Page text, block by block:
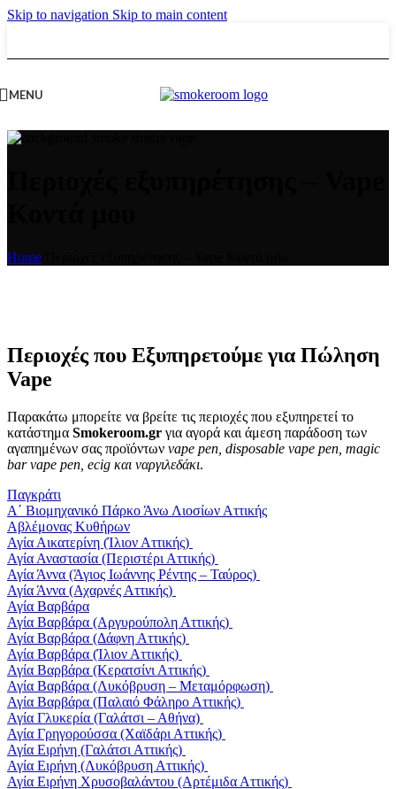
Skip to navigation Skip to main content
MENU
Home
Περιοχές που Εξυπηρετούμε για Πώληση
Vape
Παρακάτω μπορείτε να βρείτε τις περιοχές που εξυπηρετεί το
κατάστημα Smokeroom.gr για αγορά και άμεση παράδοση των
αγαπημένων σας προϊόντων vape pen, disposable vape pen, magic
bar vape pen, ecig και ναργιλεδάκι.
Παγκράτι
Α΄ Βιομηχανικό Πάρκο Άνω Λιοσίων Αττικής
Αβλέμονας Κυθήρων
Αγία Αικατερίνη (Ίλιον Αττικής)
Αγία Αναστασία (Περιστέρι Αττικής)
Αγία Άννα (Άγιος Ιωάννης Ρέντης – Ταύρος)
Αγία Άννα (Αχαρνές Αττικής)
Αγία Βαρβάρα
Αγία Βαρβάρα (Αργυρούπολη Αττικής)
Αγία Βαρβάρα (Δάφνη Αττικής)
Αγία Βαρβάρα (Ίλιον Αττικής)
Αγία Βαρβάρα (Κερατσίνι Αττικής)
Αγία Βαρβάρα (Λυκόβρυση – Μεταμόρφωση)
Αγία Βαρβάρα (Παλαιό Φάληρο Αττικής)
Αγία Γλυκερία (Γαλάτσι – Αθήνα)
Αγία Γρηγορούσσα (Χαϊδάρι Αττικής)
Αγία Ειρήνη (Γαλάτσι Αττικής)
Αγία Ειρήνη (Λυκόβρυση Αττικής)
Αγία Ειρήνη Χρυσοβαλάντου (Αρτέμιδα Αττικής)